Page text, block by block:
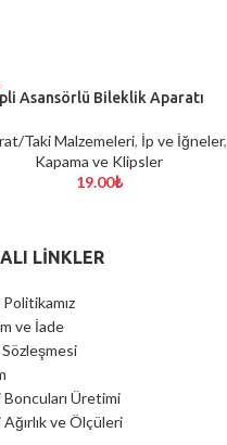
Asansörlü Bileklik Aparatı
Taki Malzemeleri, İp ve İğneler,
Kapama ve Klipsler
19.00₺
LİNKLER
ve İade
Üretimi
ve Ölçüleri